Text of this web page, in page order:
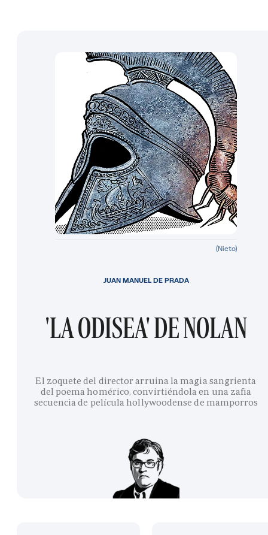
(Nieto)
'LA ODISEA' DE NOLAN
El zoquete del director arruina la magia sangrienta
del poema homérico, convirtiéndola en una zafia
secuencia de película hollywoodense de mamporros
JUAN MANUEL DE PRADA